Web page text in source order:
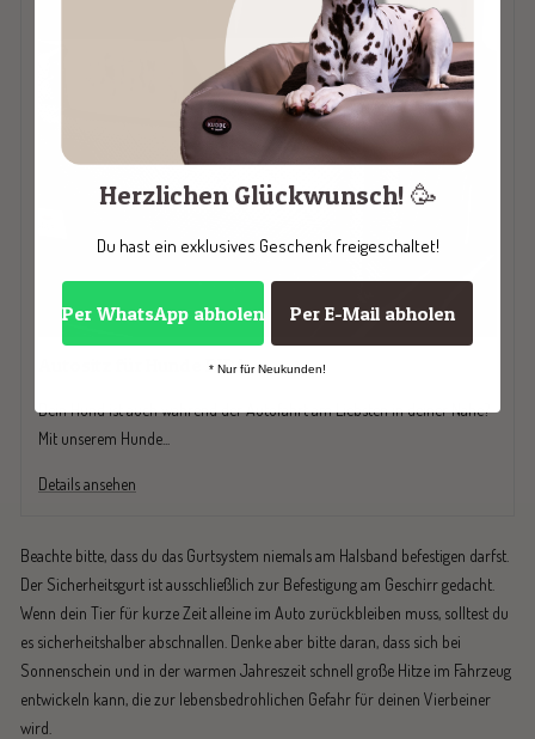
Autositz für Hunde RIDA
Dein Hund ist auch während der Autofahrt am Liebsten in deiner Nähe?
Mit unserem Hunde...
Details ansehen
Beachte bitte, dass du das Gurtsystem niemals am Halsband befestigen darfst.
Der Sicherheitsgurt ist ausschließlich zur Befestigung am Geschirr gedacht.
Wenn dein Tier für kurze Zeit alleine im Auto zurückbleiben muss, solltest du
es sicherheitshalber abschnallen. Denke aber bitte daran, dass sich bei
Sonnenschein und in der warmen Jahreszeit schnell große Hitze im Fahrzeug
entwickeln kann, die zur lebensbedrohlichen Gefahr für deinen Vierbeiner
wird.
Herzlichen Glückwunsch! 🥳
Du hast ein exklusives Geschenk freigeschaltet!
Per WhatsApp abholen Per E-Mail abholen
* Nur für Neukunden!